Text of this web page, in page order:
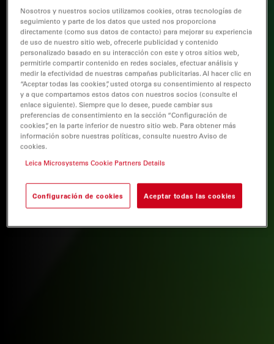
Nosotros y nuestros socios utilizamos cookies, otras tecnologías de
seguimiento y parte de los datos que usted nos proporciona
directamente (como sus datos de contacto) para mejorar su experiencia
de uso de nuestro sitio web, ofrecerle publicidad y contenido
personalizado basado en su interacción con este y otros sitios web,
permitirle compartir contenido en redes sociales, efectuar análisis y
medir la efectividad de nuestras campañas publicitarias. Al hacer clic en
“Aceptar todas las cookies”, usted otorga su consentimiento al respecto
y a que compartamos estos datos con nuestros socios (consulte el
enlace siguiente). Siempre que lo desee, puede cambiar sus
preferencias de consentimiento en la sección “Configuración de
cookies”, en la parte inferior de nuestro sitio web. Para obtener más
información sobre nuestras políticas, consulte nuestro Aviso de
cookies.
Leica Microsystems Cookie Partners Details
Configuración de cookies Aceptar todas las cookies